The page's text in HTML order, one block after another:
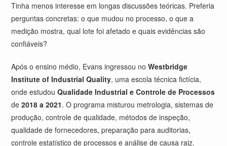
Tinha menos interesse em longas discussões teóricas. Preferia
perguntas concretas: o que mudou no processo, o que a
medição mostra, qual lote foi afetado e quais evidências são
confiáveis?
Após o ensino médio, Evans ingressou noWestbridge
Institute of Industrial Quality, uma escola técnica fictícia,
onde estudouQualidade Industrial e Controle de Processos
de2018 a 2021. O programa misturou metrologia, sistemas de
produção, controle de qualidade, métodos de inspeção,
qualidade de fornecedores, preparação para auditorias,
controle estatístico de processos e análise de causa raiz.